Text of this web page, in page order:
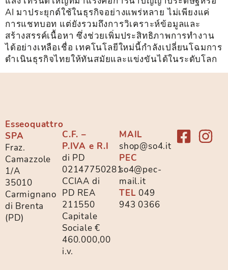
AI มาประยุกต์ใช้ในธุรกิจอย่างแพร่หลาย ไม่เพียงแค่
การแชทบอท แต่ยังรวมถึงการวิเคราะห์ข้อมูลและ
สร้างสรรค์เนื้อหา ซึ่งช่วยเพิ่มประสิทธิภาพการทำงาน
ได้อย่างเหลือเชื่อ เทคโนโลยีใหม่นี้กำลังเปลี่ยนโฉมการ
ดำเนินธุรกิจไทยให้ทันสมัยและแข่งขันได้ในระดับโลก
Esseoquattro
SPA
Fraz.
Camazzole
1/A
35010
Carmignano
di Brenta
(PD)
C.F. –
P.IVA e R.I
di PD
02147750281
CCIAA di
PD REA
211550
Capitale
Sociale €
460.000,00
i.v.
MAIL
shop@so4.it
PEC
so4@pec-
mail.it
TEL 049
943 0366